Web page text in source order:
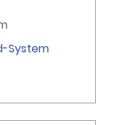
System